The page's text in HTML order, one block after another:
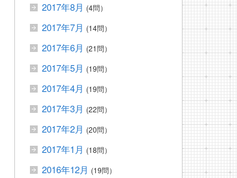
2017年8月 (4問）
2017年7月 (14問）
2017年6月 (21問）
2017年5月 (19問）
2017年4月 (19問）
2017年3月 (22問）
2017年2月 (20問）
2017年1月 (18問）
2016年12月 (19問）